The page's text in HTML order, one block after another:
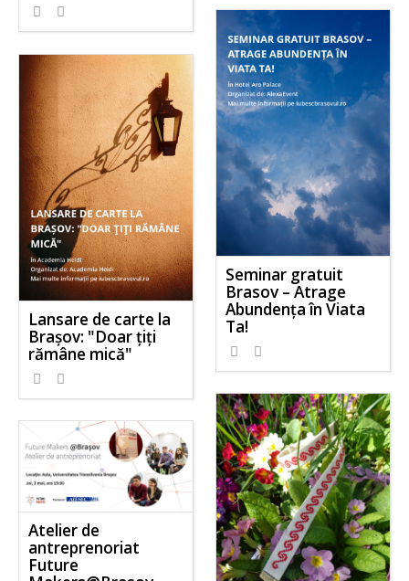
Seminar gratuit
Brasov – Atrage
Abundența în Viata
Ta!
Lansare de carte la
Brașov: "Doar ţiţi
rămâne mică"
Atelier de
antreprenoriat
Future